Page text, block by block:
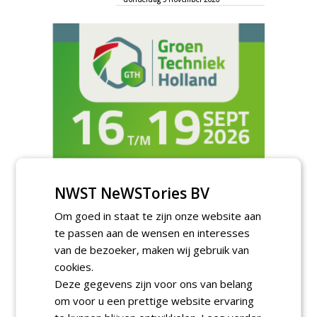
TENDERS
Academisch Ziekenhuis Maastricht gunt
onderhoud terreinen MUMC+ aan Jonkers
Hoveniers, Dolmans Landscaping Group en
dinsdag 4 augustus 2026
Provincie Drenthe gunt bestek 1879;
NWST NeWSTories BV
Om goed in staat te zijn onze website aan
te passen aan de wensen en interesses
van de bezoeker, maken wij gebruik van
cookies.
Deze gegevens zijn voor ons van belang
om voor u een prettige website ervaring